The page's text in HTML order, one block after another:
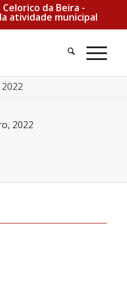
da Beira -
atividade municipal
Pesquisa
2022